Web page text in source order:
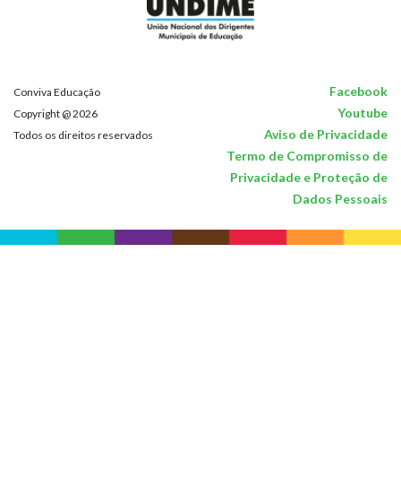
Conviva Educação Facebook
Copyright @ 2026 Youtube
Todos os direitos reservados
Aviso de Privacidade
Termo de Compromisso de
Privacidade e Proteção de
Dados Pessoais